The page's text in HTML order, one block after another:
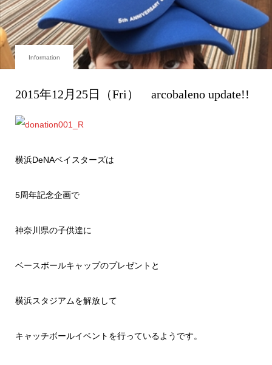
Information
2015年12月25日（Fri） arcobaleno update!!
横浜DeNAベイスターズは
5周年記念企画で
神奈川県の子供達に
ベースボールキャップのプレゼントと
横浜スタジアムを解放して
キャッチボールイベントを行っているようです。